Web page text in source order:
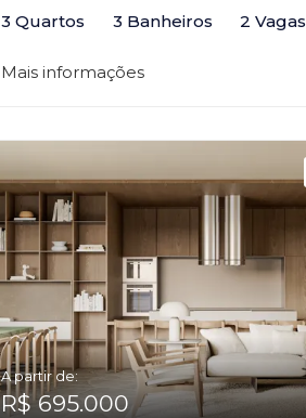
3 Quartos 3 Banheiros 2 Vagas
Mais informações
A partir de:
R$ 695.000